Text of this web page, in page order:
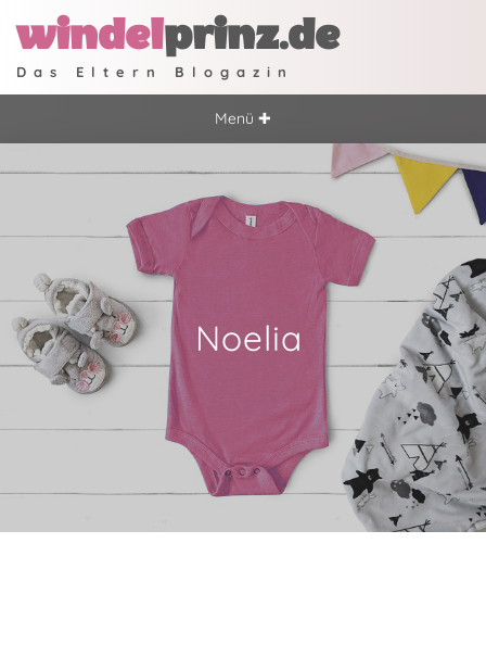
windelprinz.de
Das Eltern Blogazin
Menü ✚
Noelia